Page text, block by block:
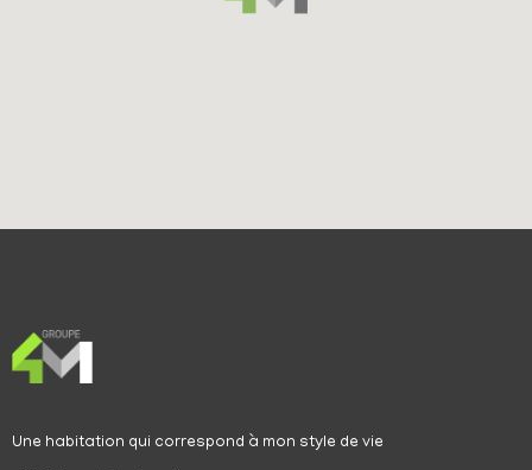
Une habitation qui correspond à mon style de vie